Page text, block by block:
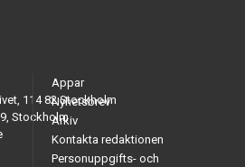
114 82 Stockholm
Stockholm
Appar
Nyhetsbrev
Arkiv
Kontakta redaktionen
Personuppgifts- och